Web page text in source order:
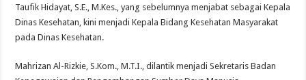
Taufik Hidayat, S.E., M.Kes., yang sebelumnya menjabat sebagai Kepala
Dinas Kesehatan, kini menjadi Kepala Bidang Kesehatan Masyarakat
pada Dinas Kesehatan.
Mahrizan Al-Rizkie, S.Kom., M.T.I., dilantik menjadi Sekretaris Badan